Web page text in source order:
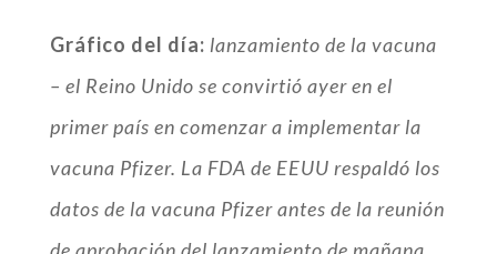
Gráfico del día: lanzamiento de la vacuna
– el Reino Unido se convirtió ayer en el
primer país en comenzar a implementar la
vacuna Pfizer. La FDA de EEUU respaldó los
datos de la vacuna Pfizer antes de la reunión